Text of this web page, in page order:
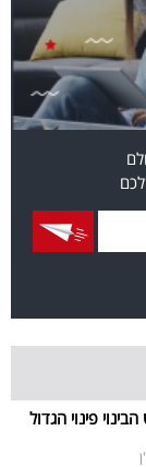
הבינוי פינוי הגדול